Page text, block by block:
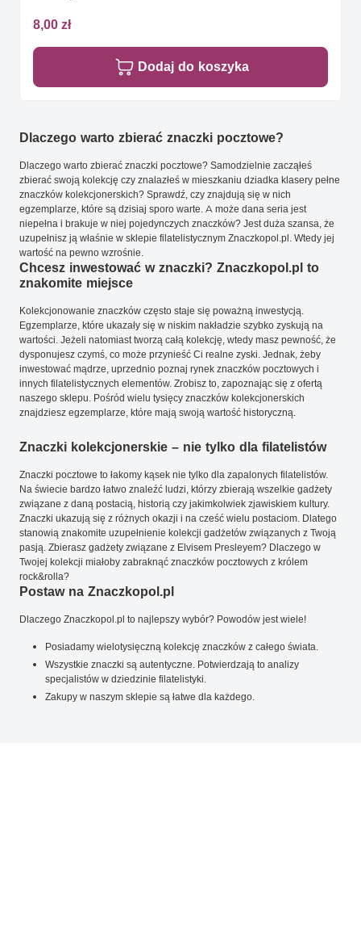
8,00 zł
Dodaj do koszyka
Dlaczego warto zbierać znaczki pocztowe?
Dlaczego warto zbierać znaczki pocztowe? Samodzielnie zacząłeś
zbierać swoją kolekcję czy znalazłeś w mieszkaniu dziadka klasery pełne
znaczków kolekcjonerskich? Sprawdź, czy znajdują się w nich
egzemplarze, które są dzisiaj sporo warte. A może dana seria jest
niepełna i brakuje w niej pojedynczych znaczków? Jest duża szansa, że
uzupełnisz ją właśnie w sklepie filatelistycznym Znaczkopol.pl. Wtedy jej
wartość na pewno wzrośnie.
Chcesz inwestować w znaczki? Znaczkopol.pl to
znakomite miejsce
Kolekcjonowanie znaczków często staje się poważną inwestycją.
Egzemplarze, które ukazały się w niskim nakładzie szybko zyskują na
wartości. Jeżeli natomiast tworzą całą kolekcję, wtedy masz pewność, że
dysponujesz czymś, co może przynieść Ci realne zyski. Jednak, żeby
inwestować mądrze, uprzednio poznaj rynek znaczków pocztowych i
innych filatelistycznych elementów. Zrobisz to, zapoznając się z ofertą
naszego sklepu. Pośród wielu tysięcy znaczków kolekcjonerskich
znajdziesz egzemplarze, które mają swoją wartość historyczną.
Znaczki kolekcjonerskie – nie tylko dla filatelistów
Znaczki pocztowe to łakomy kąsek nie tylko dla zapalonych filatelistów.
Na świecie bardzo łatwo znaleźć ludzi, którzy zbierają wszelkie gadżety
związane z daną postacią, historią czy jakimkolwiek zjawiskiem kultury.
Znaczki ukazują się z różnych okazji i na cześć wielu postaciom. Dlatego
stanowią znakomite uzupełnienie kolekcji gadżetów związanych z Twoją
pasją. Zbierasz gadżety związane z Elvisem Presleyem? Dlaczego w
Twojej kolekcji miałoby zabraknąć znaczków pocztowych z królem
rock&rolla?
Postaw na Znaczkopol.pl
Dlaczego Znaczkopol.pl to najlepszy wybór? Powodów jest wiele!
Posiadamy wielotysięczną kolekcję znaczków z całego świata.
Wszystkie znaczki są autentyczne. Potwierdzają to analizy
specjalistów w dziedzinie filatelistyki.
Zakupy w naszym sklepie są łatwe dla każdego.